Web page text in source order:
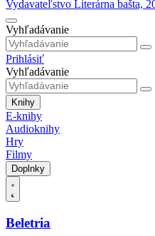
Vyhľadávanie
Prihlásiť
Vyhľadávanie
Knihy
E-knihy
Audioknihy
Hry
Filmy
Doplnky
Beletria